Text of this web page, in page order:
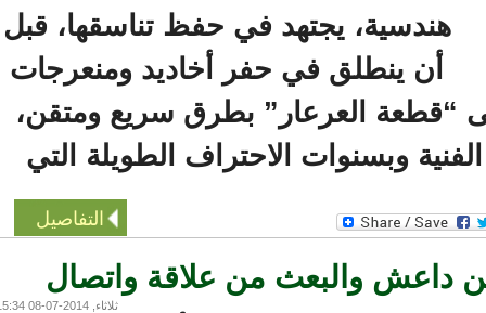
هندسية، يجتهد في حفظ تناسقها، قبل
أن ينطلق في حفر أخاديد ومنعرجات
“قطعة العرعار” بطرق سريع ومتقن،
وبسنوات الاحتراف الطويلة التي
التفاصيل
والبعث من علاقة واتصال
ثلاثاء, 2014-07-08 15:34